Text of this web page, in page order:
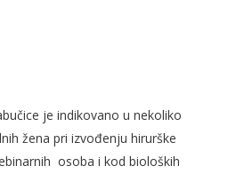
je indikovano u nekoliko
žena pri izvođenju hirurške
osoba i kod bioloških